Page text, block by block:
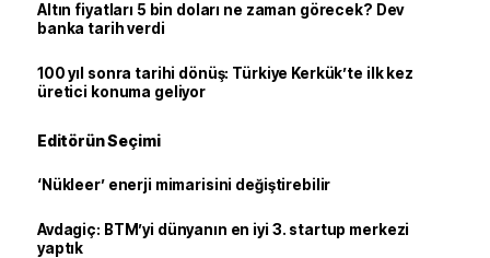
Altın fiyatları 5 bin doları ne zaman görecek? Dev
banka tarih verdi
100 yıl sonra tarihi dönüş: Türkiye Kerkük’te ilk kez
üretici konuma geliyor
Editörün Seçimi
‘Nükleer’ enerji mimarisini değiştirebilir
Avdagiç: BTM’yi dünyanın en iyi 3. startup merkezi
yaptık